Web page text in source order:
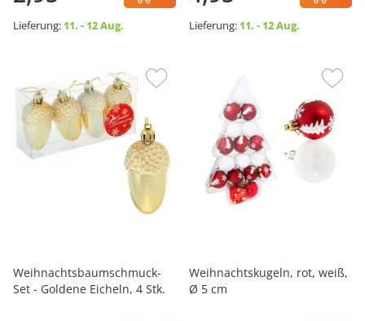
Lieferung: 11. - 12 Aug. Lieferung: 11. - 12 Aug.
Weihnachtsbaumschmuck-
Set - Goldene Eicheln, 4 Stk.
Weihnachtskugeln, rot, weiß,
Ø 5 cm